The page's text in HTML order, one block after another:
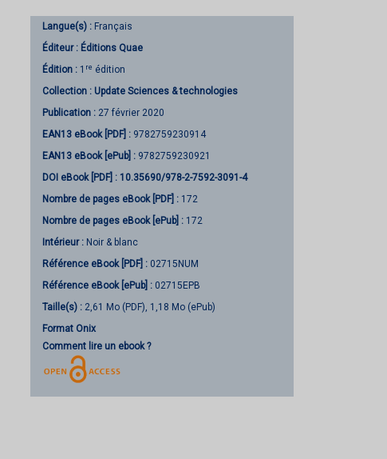
Langue(s) : Français
Éditeur : Éditions Quae
Édition : 1 re édition
Collection : Update Sciences & technologies
Publication : 27 février 2020
EAN13 eBook [PDF] : 9782759230914
EAN13 eBook [ePub] : 9782759230921
DOI eBook [PDF] : 10.35690/978-2-7592-3091-4
Nombre de pages eBook [PDF] : 172
Nombre de pages eBook [ePub] : 172
Intérieur : Noir & blanc
Référence eBook [PDF] : 02715NUM
Référence eBook [ePub] : 02715EPB
Taille(s) : 2,61 Mo (PDF), 1,18 Mo (ePub)
Format Onix
Comment lire un ebook ?